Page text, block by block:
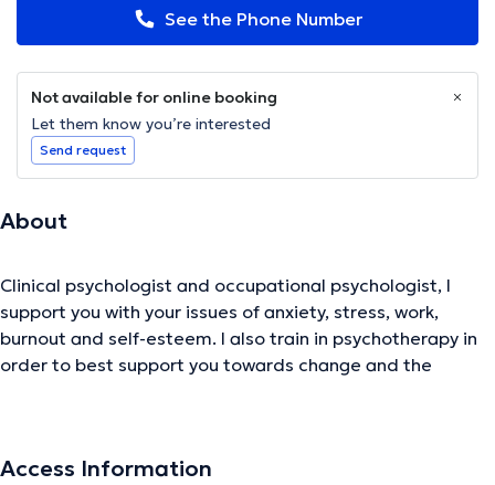
See the Phone Number
Not available for online booking
Let them know you’re interested
Send request
About
Clinical psychologist and occupational psychologist, I
support you with your issues of anxiety, stress, work,
burnout and self-esteem. I also train in psychotherapy in
order to best support you towards change and the
The description was edited by the doctoranytime team, based on verified
Access Information